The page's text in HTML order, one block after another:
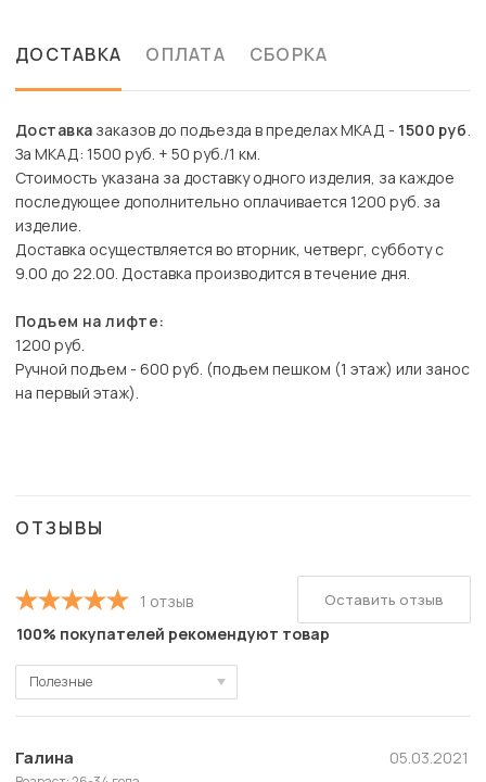
ДОСТАВКА ОПЛАТА СБОРКА
Доставка заказов до подъезда в пределах МКАД - 1500 руб.
За МКАД: 1500 руб. + 50 руб./1 км.
Стоимость указана за доставку одного изделия, за каждое
последующее дополнительно оплачивается 1200 руб. за
изделие.
Доставка осуществляется во вторник, четверг, субботу с
9.00 до 22.00. Доставка производится в течение дня.
Подъем на лифте:
1200 руб.
Ручной подъем - 600 руб. (подъем пешком (1 этаж) или занос
на первый этаж).
ОТЗЫВЫ
1 отзыв
100% покупателей рекомендуют товар
Полезные
Полезные
Новые
Галина 05.03.2021
Оставить отзыв